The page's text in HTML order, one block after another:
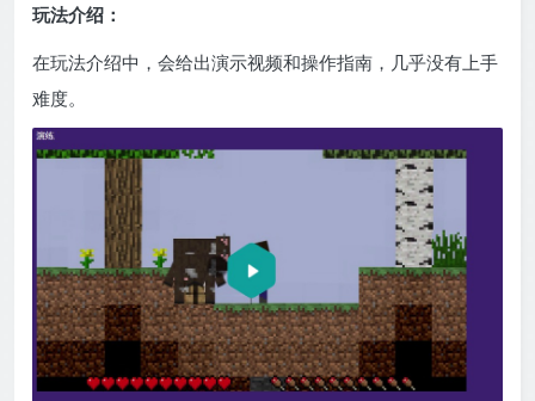
玩法介绍：
在玩法介绍中，会给出演示视频和操作指南，几乎没有上手
难度。